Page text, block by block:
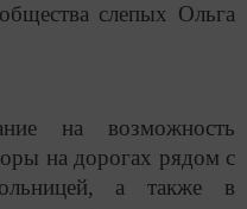
слепых Ольга
на возможность
на дорогах рядом с
а также в